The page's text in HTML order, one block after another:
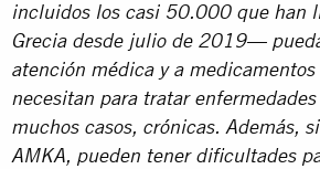
incluidos los casi 50.000 que han
Grecia desde julio de 2019—
atención médica y a medicamentos
necesitan para tratar enfermedades
muchos casos, crónicas. Además,
AMKA, pueden tener dificultades